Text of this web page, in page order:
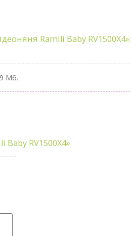
Ramili Baby RV1500X4»:
Мб.
RV1500X4»